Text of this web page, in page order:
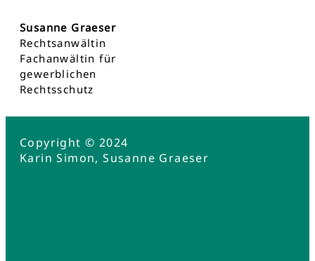
Susanne Graeser
Rechtsanwältin
Fachanwältin für
gewerblichen
Rechtsschutz
Copyright © 2024
Karin Simon, Susanne Graeser